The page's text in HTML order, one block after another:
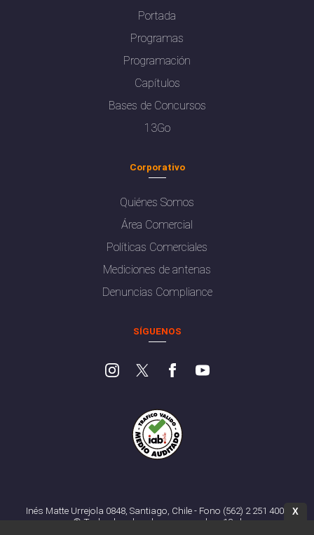
Portada
Programas
Programación
Capítulos
Bases de Concursos
13Go
Corporativo
Quiénes Somos
Área Comercial
Políticas Comerciales
Mediciones de antenas
Denuncias Compliance
SÍGUENOS
Inés Matte Urrejola 0848, Santiago, Chile - Fono (562) 2 251 4000
© Todos los derechos reservados. 13.cl
X